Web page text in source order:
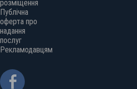
розміщення
Публічна
оферта про
надання
послуг
Рекламодавцям